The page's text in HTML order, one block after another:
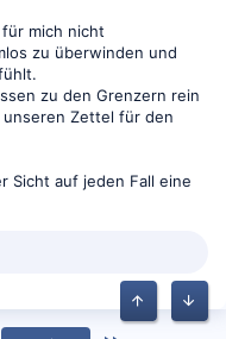
mich nicht
zu überwinden und
zu den Grenzern rein
Zettel für den
Sicht auf jeden Fall eine
Oben Unten